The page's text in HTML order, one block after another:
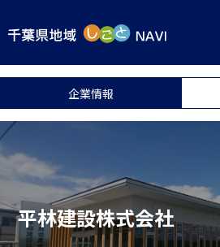
企業情報
平林建設株式会社